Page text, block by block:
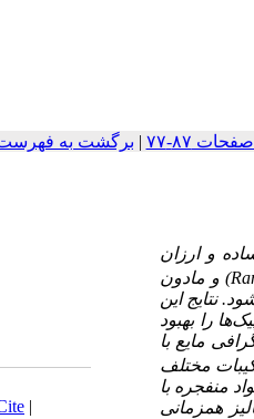
| برگشت به
|
و ارزان
) و مادون
نتایج این
رابهبود
مایع با
مختلف
منفجره با
همزمانی